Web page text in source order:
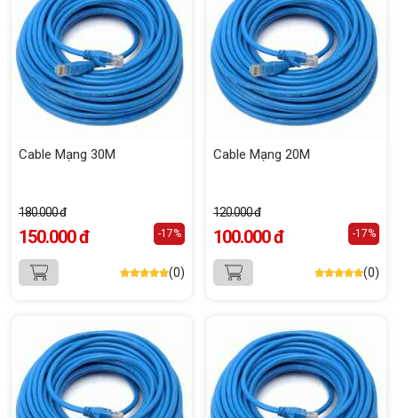
Cable Mạng 30M
180.000 đ
150.000 đ -17%
(0)
Cable Mạng 20M
120.000 đ
100.000 đ -17%
(0)